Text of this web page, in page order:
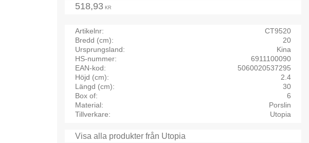
518,93 KR
Artikelnr
CT9520
Bredd (cm)
20
Ursprungsland
Kina
HS-nummer
6911100090
EAN-kod
5060020537295
Höjd (cm)
2.4
Längd (cm)
30
Box of
6
Material
Porslin
Tillverkare
Utopia
Visa alla produkter från Utopia